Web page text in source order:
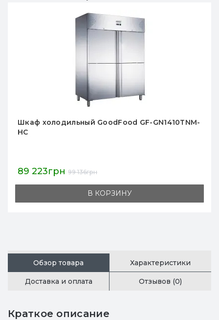
Шкаф холодильный GoodFood GF-GN1200TNG-
HC
86 553грн 96 169грн
В КОРЗИНУ
Обзор товара Характеристики
Доставка и оплата Отзывов (0)
Краткое описание